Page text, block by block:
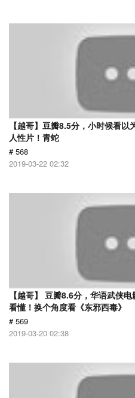
【越哥】豆瓣8.5分，小时候看
人性片！青蛇
# 568
2019-03-22 02:32
【越哥】 豆瓣8.6分，华语武侠
看懂！换个角度看《东邪西毒》
# 569
2019-03-20 02:38